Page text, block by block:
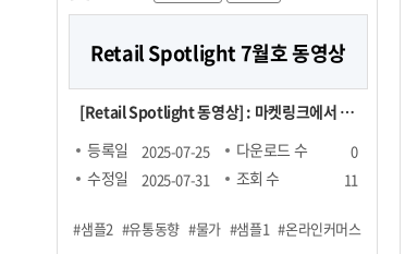
Retail Spotlight 7월호 동영상
[Retail Spotlight 동영상] : 마켓링크에서 매
월 발행하는 Retail Spotlight 7월호 자료를
동영상으로 제작한 파일
등록일 2025-07-25 다운로드 수 0
수정일 2025-07-31 조회 수 11
#샘플2 #유통동향 #물가 #샘플1 #온라인커머스